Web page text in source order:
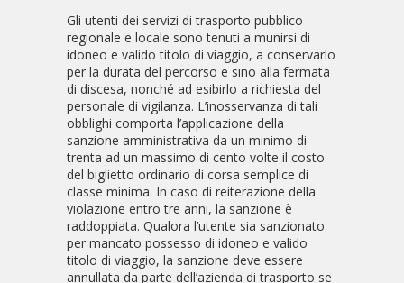
Gli utenti dei servizi di trasporto pubblico
regionale e locale sono tenuti a munirsi di
idoneo e valido titolo di viaggio, a conservarlo
per la durata del percorso e sino alla fermata
di discesa, nonché ad esibirlo a richiesta del
personale di vigilanza. L’inosservanza di tali
obblighi comporta l’applicazione della
sanzione amministrativa da un minimo di
trenta ad un massimo di cento volte il costo
del biglietto ordinario di corsa semplice di
classe minima. In caso di reiterazione della
violazione entro tre anni, la sanzione è
raddoppiata. Qualora l’utente sia sanzionato
per mancato possesso di idoneo e valido
titolo di viaggio, la sanzione deve essere
annullata da parte dell’azienda di trasporto se